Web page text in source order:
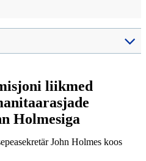
liikmed
Holmesiga
John Holmes koos